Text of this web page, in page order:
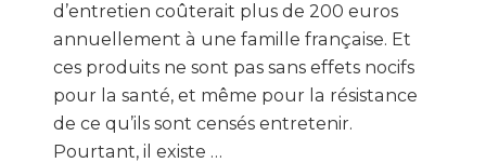
d’entretien coûterait plus de 200 euros
annuellement à une famille française. Et
ces produits ne sont pas sans effets nocifs
pour la santé, et même pour la résistance
de ce qu’ils sont censés entretenir.
Pourtant, il existe …